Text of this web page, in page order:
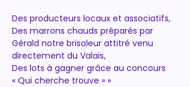
Des producteurs locaux et associatifs,
Des marrons chauds préparés par
Gérald notre brisoleur attitré venu
directement du Valais,
Des lots à gagner grâce au concours
« Qui cherche trouve » »